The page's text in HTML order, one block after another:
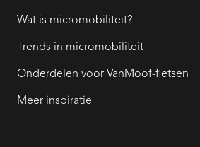
Wat is micromobiliteit?
Trends in micromobiliteit
Onderdelen voor VanMoof-fietsen
Meer inspiratie